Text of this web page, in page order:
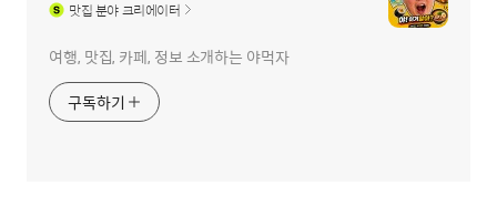
맛집분야 크리에이터
여행, 맛집, 카페, 정보 소개하는 야먹자
구독하기